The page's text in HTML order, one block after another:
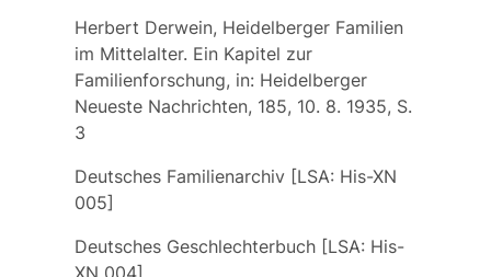
Herbert Derwein, Heidelberger Familien
im Mittelalter. Ein Kapitel zur
Familienforschung, in: Heidelberger
Neueste Nachrichten, 185, 10. 8. 1935, S.
3
Deutsches Familienarchiv [LSA: His-XN
005]
Deutsches Geschlechterbuch [LSA: His-